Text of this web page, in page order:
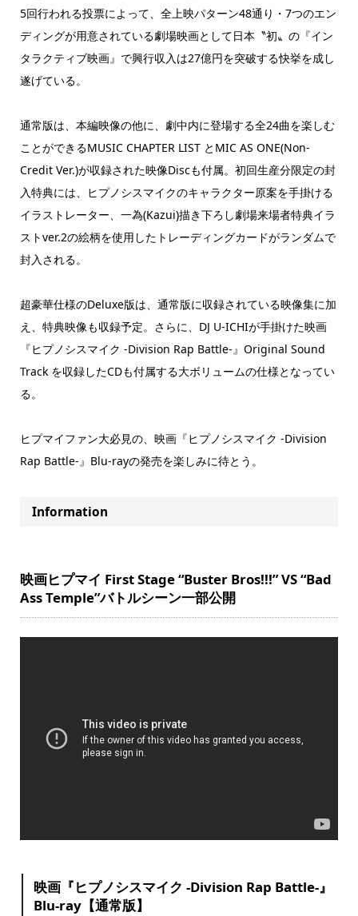
5回行われる投票によって、全上映パターン48通り・7つのエン
ディングが用意されている劇場映画として日本〝初〟の『イン
タラクティブ映画』で興行収入は27億円を突破する快挙を成し
遂げている。
通常版は、本編映像の他に、劇中内に登場する全24曲を楽しむ
ことができるMUSIC CHAPTER LIST とMIC AS ONE(Non-
Credit Ver.)が収録された映像Discも付属。初回生産分限定の封
入特典には、ヒプノシスマイクのキャラクター原案を手掛ける
イラストレーター、一為(Kazui)描き下ろし劇場来場者特典イラ
ストver.2の絵柄を使用したトレーディングカードがランダムで
封入される。
超豪華仕様のDeluxe版は、通常版に収録されている映像集に加
え、特典映像も収録予定。さらに、DJ U-ICHIが手掛けた映画
『ヒプノシスマイク -Division Rap Battle-』Original Sound
Track を収録したCDも付属する大ボリュームの仕様となってい
る。
ヒプマイファン大必見の、映画『ヒプノシスマイク -Division
Rap Battle-』Blu-rayの発売を楽しみに待とう。
Information
映画ヒプマイ First Stage “Buster Bros!!!” VS “Bad
Ass Temple”バトルシーン一部公開
映画『ヒプノシスマイク -Division Rap Battle-』
Blu-ray【通常版】